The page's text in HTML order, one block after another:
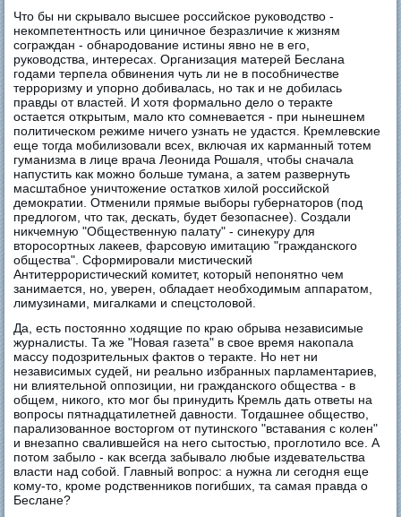
Что бы ни скрывало высшее российское руководство -
некомпетентность или циничное безразличие к жизням
сограждан - обнародование истины явно не в его,
руководства, интересах. Организация матерей Беслана
годами терпела обвинения чуть ли не в пособничестве
терроризму и упорно добивалась, но так и не добилась
правды от властей. И хотя формально дело о теракте
остается открытым, мало кто сомневается - при нынешнем
политическом режиме ничего узнать не удастся. Кремлевские
еще тогда мобилизовали всех, включая их карманный тотем
гуманизма в лице врача Леонида Рошаля, чтобы сначала
напустить как можно больше тумана, а затем развернуть
масштабное уничтожение остатков хилой российской
демократии. Отменили прямые выборы губернаторов (под
предлогом, что так, дескать, будет безопаснее). Создали
никчемную "Общественную палату" - синекуру для
второсортных лакеев, фарсовую имитацию "гражданского
общества". Сформировали мистический
Антитеррористический комитет, который непонятно чем
занимается, но, уверен, обладает необходимым аппаратом,
лимузинами, мигалками и спецстоловой.
Да, есть постоянно ходящие по краю обрыва независимые
журналисты. Та же "Новая газета" в свое время накопала
массу подозрительных фактов о теракте. Но нет ни
независимых судей, ни реально избранных парламентариев,
ни влиятельной оппозиции, ни гражданского общества - в
общем, никого, кто мог бы принудить Кремль дать ответы на
вопросы пятнадцатилетней давности. Тогдашнее общество,
парализованное восторгом от путинского "вставания с колен"
и внезапно свалившейся на него сытостью, проглотило все. А
потом забыло - как всегда забывало любые издевательства
власти над собой. Главный вопрос: а нужна ли сегодня еще
кому-то, кроме родственников погибших, та самая правда о
Беслане?